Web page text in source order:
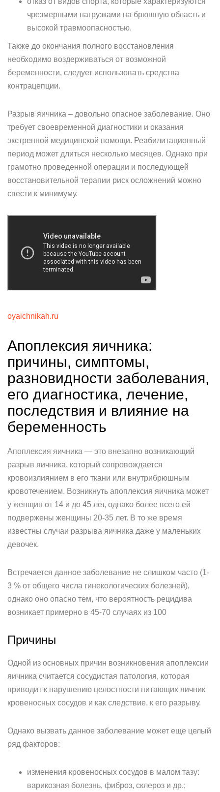
чрезмерными нагрузками на брюшную область и
высокой травмоопасностью.
Также до окончания полного восстановления
необходимо воздерживаться от возможной
беременности, следует использовать средства
контрацепции.
Разрыв яичника – довольно опасное заболевание. Оно
требует своевременной диагностики и оказания
экстренной медицинской помощи. Реабилитационный
период может длиться несколько месяцев. Однако при
грамотно проведенной операции и последующей
восстановительной терапии риск осложнений можно
свести к минимуму.
oyaichnikah.ru
Апоплексия яичника:
причины, симптомы,
разновидности заболевания,
его диагностика, лечение,
последствия и влияние на
беременность
Апоплексия яичника — это внезапно возникающий
разрыв яичника, который сопровождается
кровоизлиянием в его ткани или внутрибрюшным
кровотечением. Возникнуть апоплексия яичника может
у женщин от 14 и до 45 лет, однако более всего ей
подвержены женщины 20-35 лет. В то же время
известны случаи разрыва яичника даже у маленьких
девочек.
Встречается данное заболевание не слишком часто (1-
3 % от общего числа гинекологических болезней),
однако оно опасно тем, что вероятность рецидива
возникает примерно в 45-70 случаях из 100
Причины
Одной из основных причин возникновения апоплексии
яичника считается сосудистая патология, которая
приводит к нарушению целостности питающих яичник
кровеносных сосудов и как следствие, к его разрыву.
Однако вызвать данное заболевание может еще целый
ряд факторов:
изменения кровеносных сосудов в малом тазу:
варикозная болезнь, фиброз, склероз и др.;